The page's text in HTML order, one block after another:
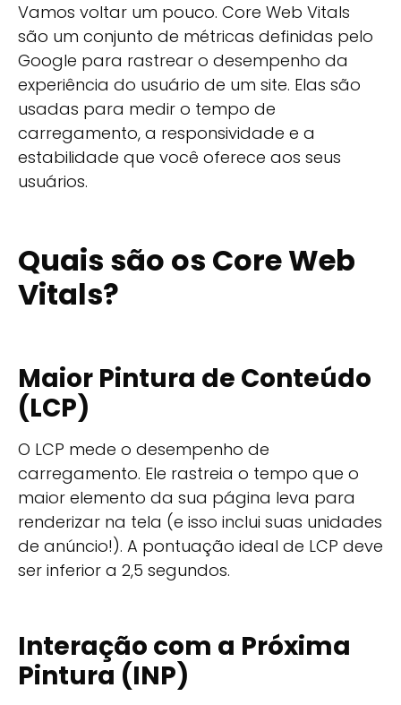
Vamos voltar um pouco. Core Web Vitals
são um conjunto de métricas definidas pelo
Google para rastrear o desempenho da
experiência do usuário de um site. Elas são
usadas para medir o tempo de
carregamento, a responsividade e a
estabilidade que você oferece aos seus
usuários.
Quais são os Core Web
Vitals?
Maior Pintura de Conteúdo
(LCP)
O LCP mede o desempenho de
carregamento. Ele rastreia o tempo que o
maior elemento da sua página leva para
renderizar na tela (e isso inclui suas unidades
de anúncio!). A pontuação ideal de LCP deve
ser inferior a 2,5 segundos.
Interação com a Próxima
Pintura (INP)